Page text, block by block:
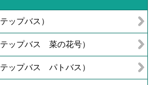
ップバス）
ップバス 菜の花号）
ップバス パトバス）